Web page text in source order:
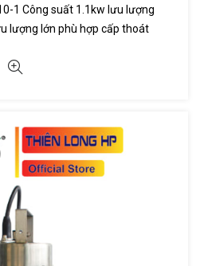
1 Công suất 1.1kw lưu lượng
lượng lớn phù hợp cấp thoát
xây dựng cấp nước sạch...